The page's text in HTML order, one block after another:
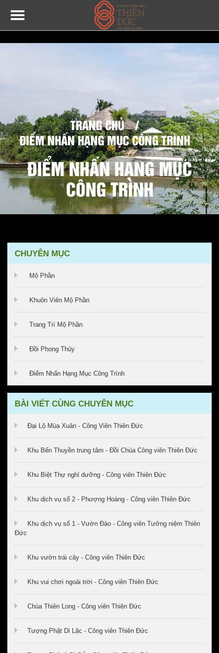
TRANG CHỦ
/
ĐIỂM NHẤN HẠNG MỤC CÔNG TRÌNH
ĐIỂM NHẤN HẠNG MỤC
CÔNG TRÌNH
CHUYÊN MỤC
Mộ Phần
Khuôn Viên Mộ Phần
Trang Trí Mộ Phần
Đồi Phong Thủy
Điểm Nhấn Hạng Mục Công Trình
BÀI VIẾT CÙNG CHUYÊN MỤC
Đại Lộ Mùa Xuân - Công Viên Thiên Đức
Khu Bến Thuyền trung tâm - Đồi Chùa Công viên Thiên Đức
Khu Biệt Thự nghỉ dưỡng - Công viên Thiên Đức
Khu dịch vụ số 2 - Phượng Hoàng - Công viên Thiên Đức
Khu dịch vụ số 1 - Vườn Đào - Công viên Tưởng niệm Thiên
Đức
Khu vườn trái cây - Công viên Thiên Đức
Khu vui chơi ngoài trời - Công viên Thiên Đức
Chùa Thiên Long - Công viên Thiên Đức
Tượng Phật Di Lặc - Công viên Thiên Đức